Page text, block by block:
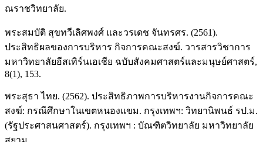
ณราชวิทยาลัย.
พระสมบัติ สุขทวีเลิศพงศ์ และวรเดช จันทรศร. (2561).
ประสิทธิผลของการบริหาร กิจการคณะสงฆ์. วารสารวิชาการ
มหาวิทยาลัยอีสเทิร์นเอเชีย ฉบับสังคมศาสตร์และมนุษย์ศาสตร์,
8(1), 153.
พระสุธา ไทย. (2562). ประสิทธิภาพการบริหารงานกิจการคณะ
สงฆ์: กรณีศึกษาในเขตหนองแขม. กรุงเทพฯ: วิทยานิพนธ์ รป.ม.
(รัฐประศาสนศาสตร์). กรุงเทพฯ : บัณฑิตวิทยาลัย มหาวิทยาลัย